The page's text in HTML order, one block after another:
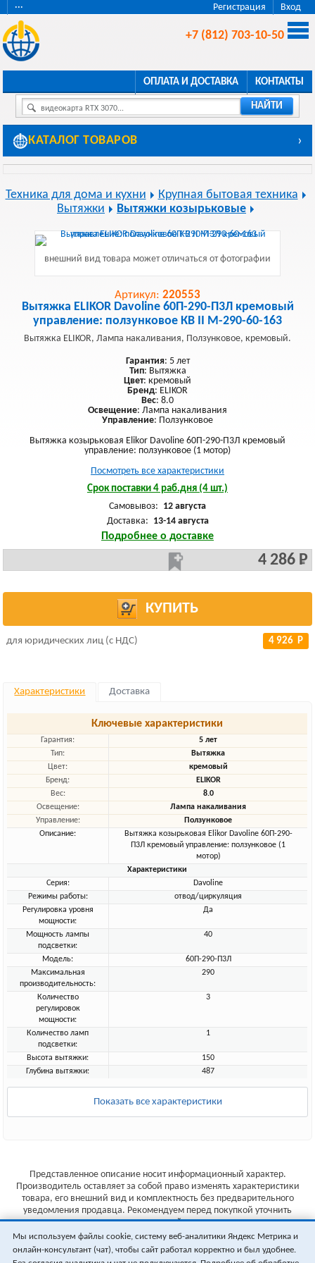
Регистрация Вход
···
+7 (812) 703-10-50
ОПЛАТА И ДОСТАВКА КОНТАКТЫ
видеокарта RTX 3070... НАЙТИ
КАТАЛОГ ТОВАРОВ ›
Техника для дома и кухни
Крупная бытовая техника
Вытяжки
Вытяжки козырьковые
внешний вид товара может отличаться от фотографии
Артикул: 220553
Вытяжка ELIKOR Davoline 60П-290-П3Л кремовый
управление: ползунковое КВ II М-290-60-163
Вытяжка ELIKOR, Лампа накаливания, Ползунковое, кремовый.
Гарантия: 5 лет
Тип: Вытяжка
Цвет: кремовый
Бренд: ELIKOR
Вес: 8.0
Освещение: Лампа накаливания
Управление: Ползунковое
Вытяжка козырьковая Elikor Davoline 60П-290-П3Л кремовый
управление: ползунковое (1 мотор)
Посмотреть все характеристики
Срок поставки 4 раб.дня (4 шт.)
Самовывоз: 12 августа
Доставка: 13-14 августа
Подробнее о доставке
4 286 Р
КУПИТЬ
для юридических лиц (с НДС) 4 926 Р
Характеристики Доставка
Ключевые характеристики
Гарантия:
5 лет
Тип:
Вытяжка
Цвет:
кремовый
Бренд:
ELIKOR
Вес:
8.0
Освещение:
Лампа накаливания
Управление:
Ползунковое
Описание:
Вытяжка козырьковая Elikor Davoline 60П-290-
П3Л кремовый управление: ползунковое (1
мотор)
Характеристики
Серия:
Davoline
Режимы работы:
отвод/циркуляция
Регулировка уровня
мощности:
Да
Мощность лампы
подсветки:
40
Модель:
60П-290-П3Л
Максимальная
производительность:
290
Количество
регулировок
мощности:
3
Количество ламп
подсветки:
1
Высота вытяжки:
150
Глубина вытяжки:
487
Показать все характеристики
Представленное описание носит информационный характер.
Производитель оставляет за собой право изменять характеристики
товара, его внешний вид и комплектность без предварительного
уведомления продавца. Рекомендуем перед покупкой уточнить
характеристики товара на сайте производителя.
Указанные цены не являются публичной офертой (ст.435 ГК РФ).
Стоимость и наличие товара уточняйте у менеджера.
Мы используем файлы cookie, систему веб-аналитики Яндекс Метрика и
онлайн-консультант (чат), чтобы сайт работал корректно и был удобнее.